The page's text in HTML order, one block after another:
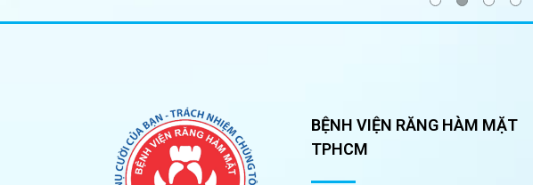
BỆNH VIỆN RĂNG HÀM MẶT
TPHCM